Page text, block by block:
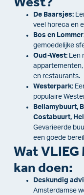
De Baarsjes:
veel horeca en
Bos en
gemoedelijke
Oud-West: Een
appartementen,
en restaurants.
Westerpark:
populaire
Bellamybuurt,
Costabuurt,
Gevarieerde
een goede
Wat VLIEG
kan doen:
Deskundig
Amsterdamse